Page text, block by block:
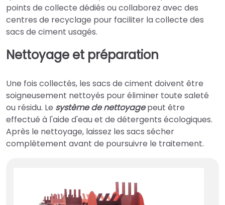
points de collecte dédiés ou collaborez avec des
centres de recyclage pour faciliter la collecte des
sacs de ciment usagés.
Nettoyage et préparation
Une fois collectés, les sacs de ciment doivent être
soigneusement nettoyés pour éliminer toute saleté
ou résidu. Le système de nettoyagepeut être
effectué à l'aide d'eau et de détergents écologiques.
Après le nettoyage, laissez les sacs sécher
complètement avant de poursuivre le traitement.